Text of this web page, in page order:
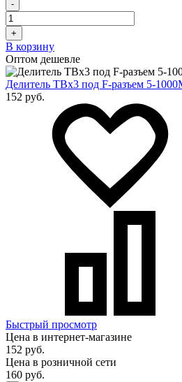
-
+
В корзину
Оптом дешевле
Делитель ТВх3 под F-разъем 5-
152 руб.
Быстрый просмотр
Цена в интернет-магазине
152 руб.
Цена в розничной сети
160 руб.